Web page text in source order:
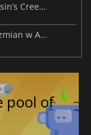
Potwierdzono DRM Denuvo w grze Assassin’s Creed: Black Flag Resynced
Ubisoft przedstawia szczegóły istotnych zmian w AC Black Flag Resynced
pool of